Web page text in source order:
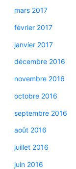
mars 2017
février 2017
janvier 2017
décembre 2016
novembre 2016
octobre 2016
septembre 2016
août 2016
juillet 2016
juin 2016